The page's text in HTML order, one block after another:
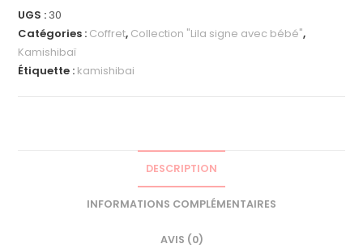
UGS : 30
Catégories : Coffret, Collection "Lila signe avec bébé",
Kamishibaï
Étiquette : kamishibai
DESCRIPTION
INFORMATIONS COMPLÉMENTAIRES
AVIS (0)